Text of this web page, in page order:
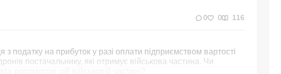
0 0 116
з податку на прибуток у разі оплати підприємством вартості
постачальнику, які отримує військова частина. Чи